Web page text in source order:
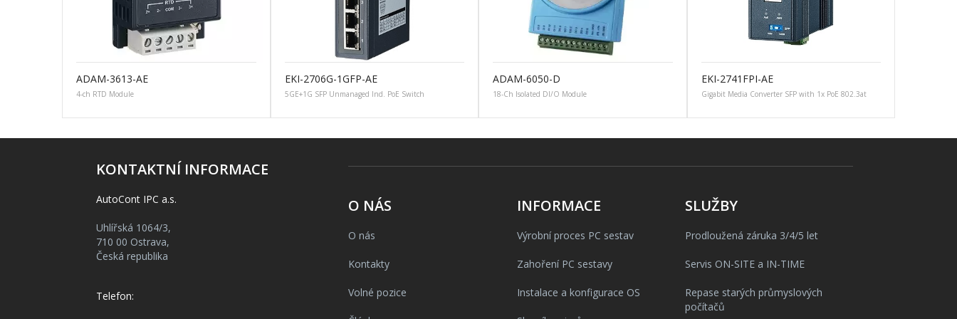
ADAM-3613-AE
4-ch RTD Module
EKI-2706G-1GFP-AE
5GE+1G SFP Unmanaged Ind. PoE Switch
ADAM-6050-D
18-Ch Isolated DI/O Module
EKI-2741FPI-AE
Gigabit Media Converter SFP with 1x PoE 802.3at
KONTAKTNÍ INFORMACE
AutoCont IPC a.s.
Uhlířská 1064/3,
710 00 Ostrava,
Česká republika
Telefon:
O NÁS
O nás
Kontakty
Volné pozice
INFORMACE
Výrobní proces PC sestav
Zahoření PC sestavy
Instalace a konfigurace OS
SLUŽBY
Prodloužená záruka 3/4/5 let
Servis ON-SITE a IN-TIME
Repase starých průmyslových
počítačů